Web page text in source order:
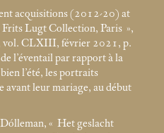
acquisitions (2012-20) at
Lugt Collection, Paris »,
vol. CLXIII, février 2021, p.
l’éventail par rapport à la
l’été, les portraits
avant leur mariage, au début
« Het geslacht